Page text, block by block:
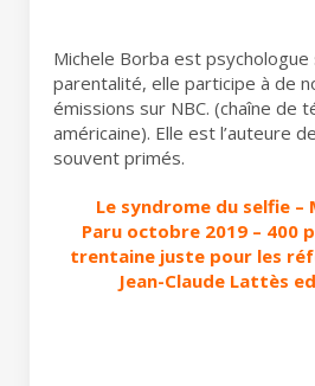
Michele Borba est
parentalité, elle participe à de
émissions sur NBC. (chaîne de
américaine). Elle est l’auteure
souvent primés.
Le syndrome du selfie –
Paru octobre 2019 – 400
trentaine juste pour les
Jean-Claude Lattès